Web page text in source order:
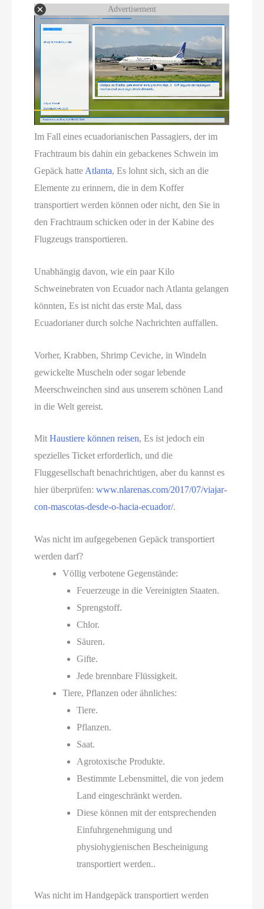
Advertisement
Im Fall eines ecuadorianischen Passagiers, der im
Frachtraum bis dahin ein gebackenes Schwein im
Gepäck hatte Atlanta, Es lohnt sich, sich an die
Elemente zu erinnern, die in dem Koffer
transportiert werden können oder nicht, den Sie in
den Frachtraum schicken oder in der Kabine des
Flugzeugs transportieren.
Unabhängig davon, wie ein paar Kilo
Schweinebraten von Ecuador nach Atlanta gelangen
könnten, Es ist nicht das erste Mal, dass
Ecuadorianer durch solche Nachrichten auffallen.
Vorher, Krabben, Shrimp Ceviche, in Windeln
gewickelte Muscheln oder sogar lebende
Meerschweinchen sind aus unserem schönen Land
in die Welt gereist.
MitHaustiere können reisen, Es ist jedoch ein
spezielles Ticket erforderlich, und die
Fluggesellschaft benachrichtigen, aber du kannst es
hier überprüfen:www.nlarenas.com/2017/07/viajar-
con-mascotas-desde-o-hacia-ecuador/.
Was nicht im aufgegebenen Gepäck transportiert
werden darf?
Völlig verbotene Gegenstände:
Feuerzeuge in die Vereinigten Staaten.
Sprengstoff.
Chlor.
Säuren.
Gifte.
Jede brennbare Flüssigkeit.
Tiere, Pflanzen oder ähnliches:
Tiere.
Pflanzen.
Saat.
Agrotoxische Produkte.
Bestimmte Lebensmittel, die von jedem
Land eingeschränkt werden.
Diese können mit der entsprechenden
Einfuhrgenehmigung und
physiohygienischen Bescheinigung
transportiert werden..
Was nicht im Handgepäck transportiert werden